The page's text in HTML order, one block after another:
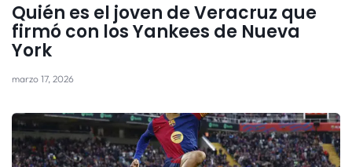
Quién es el joven de Veracruz que
firmó con los Yankees de Nueva
York
marzo 17, 2026